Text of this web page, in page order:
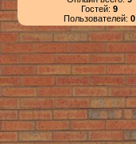
Гостей: 9
Пользователей: 0